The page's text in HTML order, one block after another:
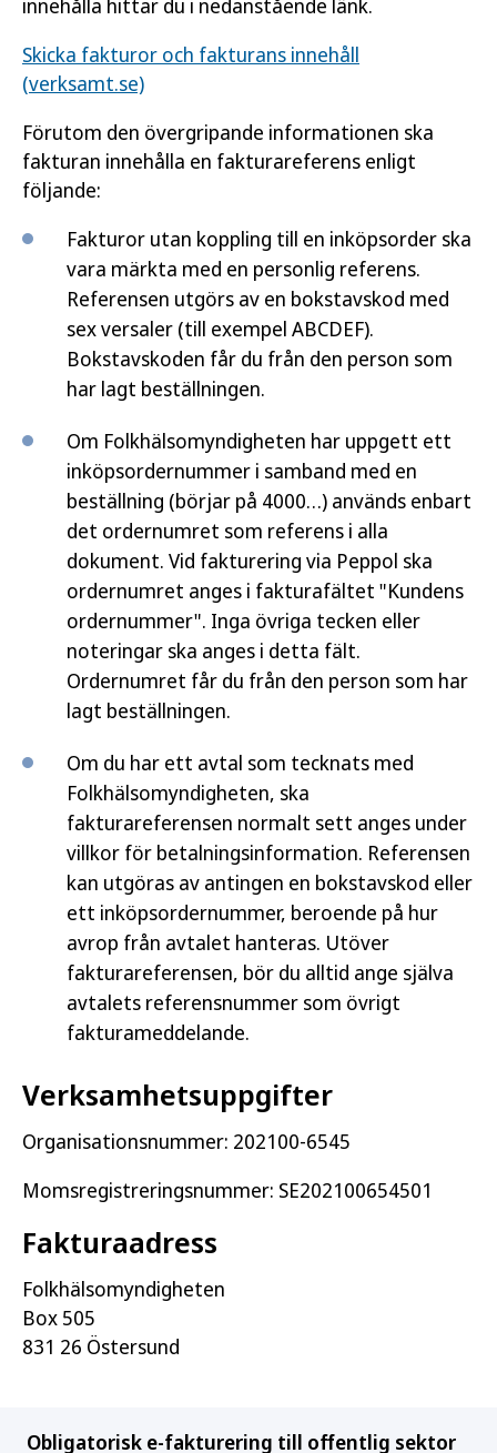
innehålla hittar du i nedanstående länk.
Skicka fakturor och fakturans innehåll
(verksamt.se)
Förutom den övergripande informationen ska
fakturan innehålla en fakturareferens enligt
följande:
Fakturor utan koppling till en inköpsorder ska
vara märkta med en personlig referens.
Referensen utgörs av en bokstavskod med
sex versaler (till exempel ABCDEF).
Bokstavskoden får du från den person som
har lagt beställningen.
Om Folkhälsomyndigheten har uppgett ett
inköpsordernummer i samband med en
beställning (börjar på 4000…) används enbart
det ordernumret som referens i alla
dokument. Vid fakturering via Peppol ska
ordernumret anges i fakturafältet "Kundens
ordernummer". Inga övriga tecken eller
noteringar ska anges i detta fält.
Ordernumret får du från den person som har
lagt beställningen.
Om du har ett avtal som tecknats med
Folkhälsomyndigheten, ska
fakturareferensen normalt sett anges under
villkor för betalningsinformation. Referensen
kan utgöras av antingen en bokstavskod eller
ett inköpsordernummer, beroende på hur
avrop från avtalet hanteras. Utöver
fakturareferensen, bör du alltid ange själva
avtalets referensnummer som övrigt
fakturameddelande.
Verksamhetsuppgifter
Organisationsnummer: 202100-6545
Momsregistreringsnummer: SE202100654501
Fakturaadress
Folkhälsomyndigheten
Box 505
831 26 Östersund
Obligatorisk e-fakturering till offentlig sektor